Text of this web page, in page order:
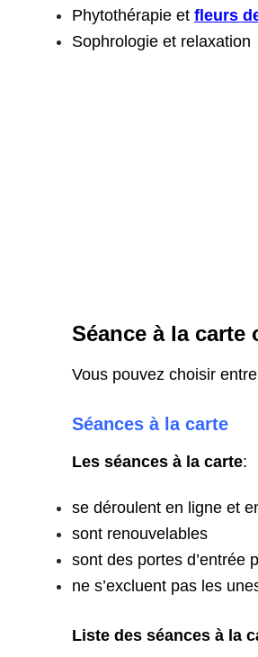
Phytothérapie et fleurs
Sophrologie et relaxation
Séance à la
Vous pouvez choisir entre
Séances à la carte
Les séances à la carte:
se déroulent en ligne et
sont renouvelables
sont des portes d’entrée
ne s’excluent pas les
Liste des séances à la